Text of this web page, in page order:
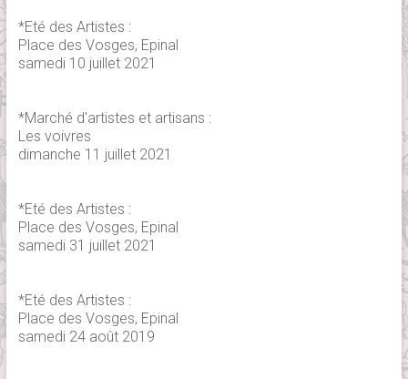
*Eté des Artistes :
Place des Vosges, Epinal
samedi 10 juillet 2021
*Marché d'artistes et artisans :
Les voivres
dimanche 11 juillet 2021
*Eté des Artistes :
Place des Vosges, Epinal
samedi 31 juillet 2021
*Eté des Artistes :
Place des Vosges, Epinal
samedi 24 août 2019